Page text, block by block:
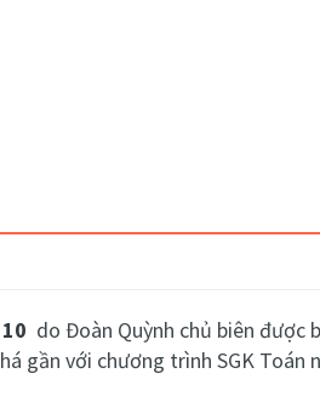
do Đoàn Quỳnh chủ biên được
gần với chương trình SGK